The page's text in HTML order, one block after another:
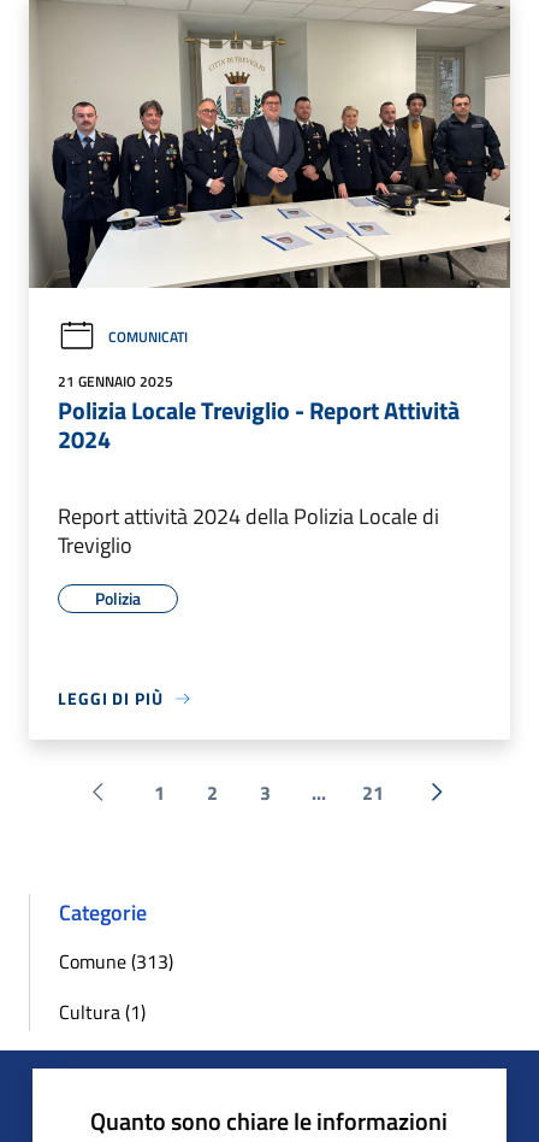
COMUNICATI
21 GENNAIO 2025
Polizia Locale Treviglio - Report Attività
2024
Report attività 2024 della Polizia Locale di
Treviglio
Polizia
LEGGI DI PIÙ
Pagina precedente
1 2 3 ... 21 Successiva
Categorie
Comune (313)
Cultura (1)
Quanto sono chiare le informazioni